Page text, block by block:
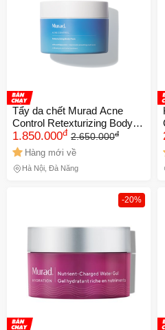
Tẩy da chết Murad Acne
Control Retexturizing Body
Pads NK (Chính hãng)
1.850.000đ 2.650.000đ
Hàng mới về
Hà Nội, Đà Nẵng
-20%
XXX-
Số lần áp dụng:1lần
Chỉ áp dụng cho gian hàng:
Ngày hết hạn:
LẤY MÃ